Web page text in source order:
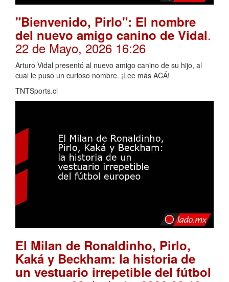
"Bienvenido, Pirlo": El nombre
del nuevo amigo canino de Vidal.
22 de Mayo, 2026 16:26
Arturo Vidal presentó al nuevo amigo canino de su hijo, al
cual le puso un curioso nombre. ¡Lee más ACÁ!
TNTSports.cl
El Milan de Ronaldinho, Pirlo,
Kaká y Beckham: la historia de
un vestuario irrepetible del fútbol